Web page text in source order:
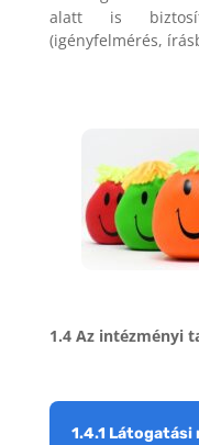
alatt is
(igényfelmérés,
1.4 Az intézményi
1.4.1 Látogatási